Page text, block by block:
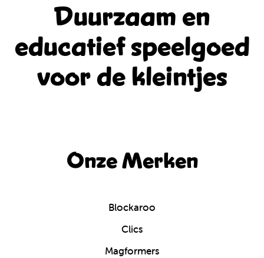
Duurzaam en
educatiefspeelgoed
voor de kleintjes
Onze Merken
Blockaroo
Clics
Magformers